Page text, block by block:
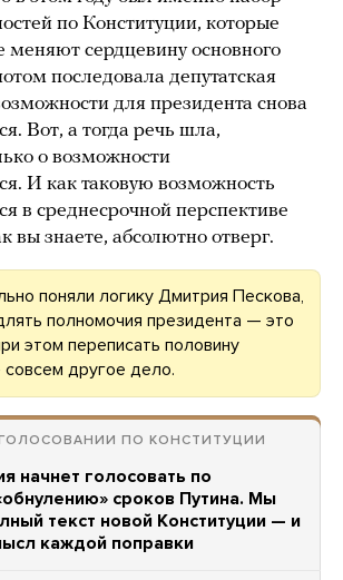
по Конституции, которые
меняют сердцевину основного
последовала депутатская
для президента снова
Вот, а тогда речь шла,
о возможности
И как таковую возможность
в среднесрочной перспективе
вы знаете, абсолютно отверг.
поняли логику Дмитрия Пескова,
полномочия президента — это
этом переписать половину
другое дело.
ПО КОНСТИТУЦИИ
начнет голосовать по
сроков Путина. Мы
текст новой Конституции — и
каждой поправки